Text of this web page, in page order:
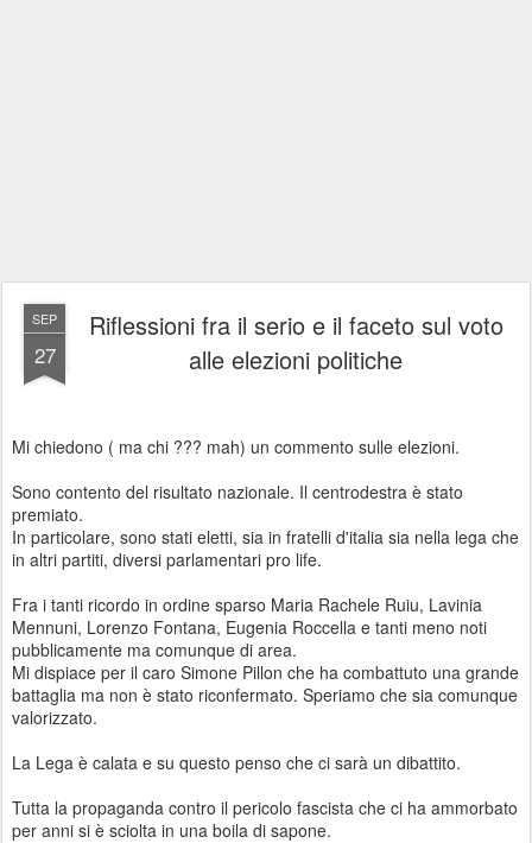
SEP
27
Riflessioni fra il serio e il faceto sul voto
alle elezioni politiche
Mi chiedono ( ma chi ??? mah) un commento sulle elezioni.
Sono contento del risultato nazionale. Il centrodestra è stato
premiato.
In particolare, sono stati eletti, sia in fratelli d'italia sia nella lega che
in altri partiti, diversi parlamentari pro life.
Fra i tanti ricordo in ordine sparso Maria Rachele Ruiu, Lavinia
Mennuni, Lorenzo Fontana, Eugenia Roccella e tanti meno noti
pubblicamente ma comunque di area.
Mi dispiace per il caro Simone Pillon che ha combattuto una grande
battaglia ma non è stato riconfermato. Speriamo che sia comunque
valorizzato.
La Lega è calata e su questo penso che ci sarà un dibattito.
Tutta la propaganda contro il pericolo fascista che ci ha ammorbato
per anni si è sciolta in una boila di sapone.